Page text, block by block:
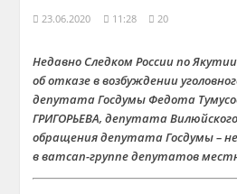
23.06.2020 11:28 20
Недавно Следком России по
об отказе в возбуждении
депутата Госдумы Федота
ГРИГОРЬЕВА, депутата
обращения депутата Госдумы –
в ватсап-группе депутатов